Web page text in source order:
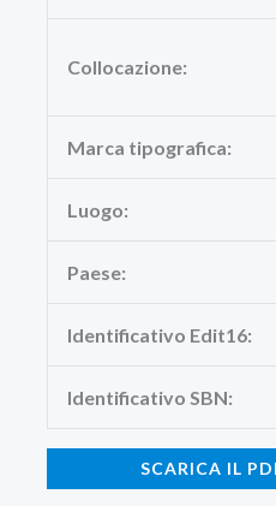
Collocazione:
Marca tipografica:
Luogo:
Paese:
Identificativo Edit16:
Identificativo SBN:
SCARICA IL